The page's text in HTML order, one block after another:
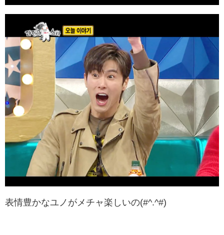
表情豊かなユノがメチャ楽しいの(#^.^#)